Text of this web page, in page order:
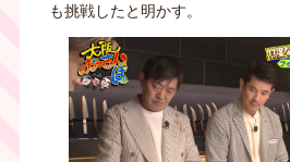
も挑戦したと明かす。